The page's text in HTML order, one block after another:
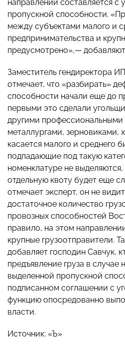
направлении составляется с
пропускной способности.
между субъектами малого и
предпринимательства и
предусмотрено»,—
Заместитель гендиректора
отмечает, что «разбирать»
способности начали еще до
первыми это сделали
другими профессиональными
металлургами, зерновиками,
касается малого и среднего
подпадающие под такую
номенклатуре не
отдельную квоту будет еще
отмечает эксперт, он не
достаточное количество
провозных способностей
правило, на этом
крупные грузоотправители.
добавляет господин Савчук,
предъявление груза в случае
выделенной пропускной
подписанном соглашении с
функцию опосредованно
власти.
Источник: «Ъ»